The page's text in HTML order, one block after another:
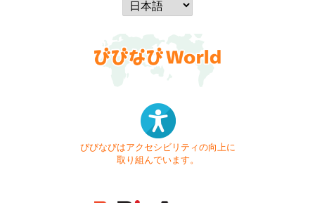
びびなびはアクセシビリティの向上に
取り組んでいます。